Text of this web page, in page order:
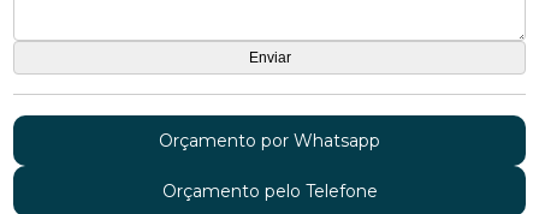
Orçamento por Whatsapp
Orçamento pelo Telefone